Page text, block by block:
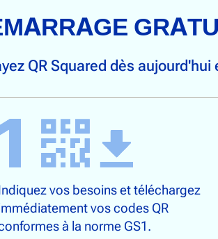
QR Squared dès
vos besoins et téléchargez
vos codes QR
à la norme GS1.